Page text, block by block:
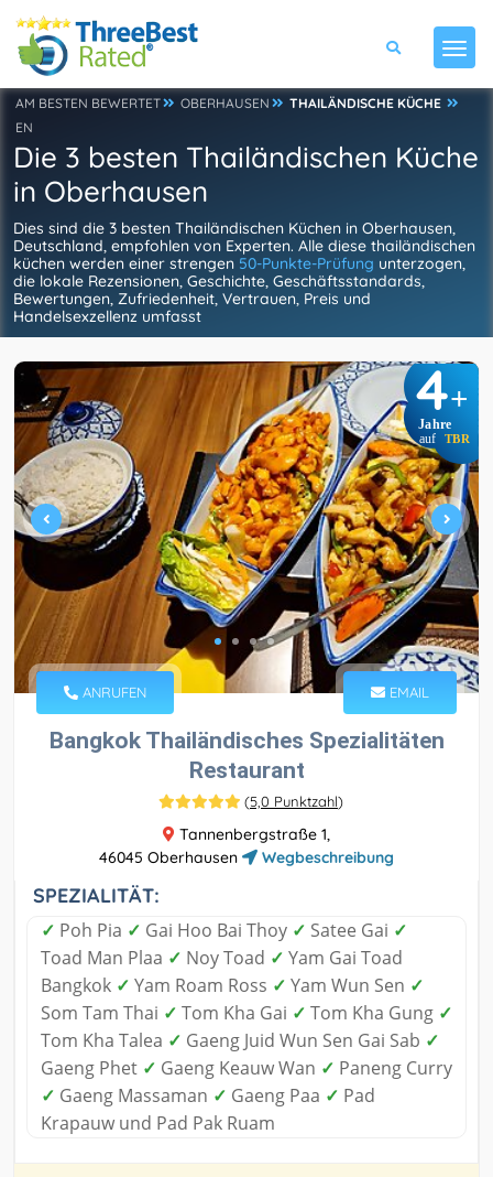
AM BESTEN BEWERTET OBERHAUSEN
THAILÄNDISCHE KÜCHE
EN
Die 3 besten Thailändischen Küche
in Oberhausen
Dies sind die 3 besten Thailändischen Küchen in Oberhausen,
Deutschland, empfohlen von Experten. Alle diese thailändischen
küchen werden einer strengen 50-Punkte-Prüfung unterzogen,
die lokale Rezensionen, Geschichte, Geschäftsstandards,
Bewertungen, Zufriedenheit, Vertrauen, Preis und
Handelsexzellenz umfasst
4+
Jahre
auf TBR
ANRUFEN EMAIL
Bangkok Thailändisches Spezialitäten
Restaurant
(5,0 Punktzahl)
Tannenbergstraße 1,
46045 Oberhausen
Wegbeschreibung
SPEZIALITÄT:
✓ Poh Pia ✓ Gai Hoo Bai Thoy ✓ Satee Gai ✓
Toad Man Plaa ✓ Noy Toad ✓ Yam Gai Toad
Bangkok ✓ Yam Roam Ross ✓ Yam Wun Sen ✓
Som Tam Thai ✓ Tom Kha Gai ✓ Tom Kha Gung ✓
Tom Kha Talea ✓ Gaeng Juid Wun Sen Gai Sab ✓
Gaeng Phet ✓ Gaeng Keauw Wan ✓ Paneng Curry
✓ Gaeng Massaman ✓ Gaeng Paa ✓ Pad
Krapauw und Pad Pak Ruam